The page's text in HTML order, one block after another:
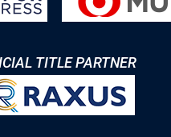
TITLE PARTNER